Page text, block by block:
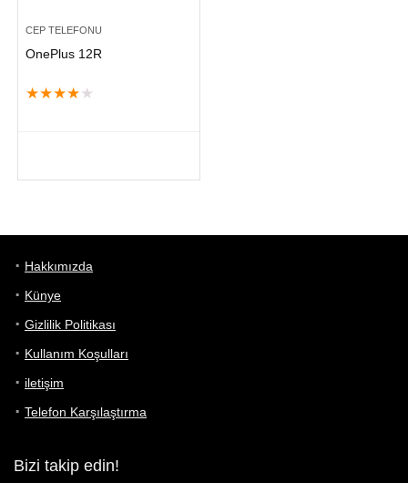
CEP TELEFONU
OnePlus 12R
★★★★ ★
Hakkımızda
Künye
Gizlilik Politikası
Kullanım Koşulları
iletişim
Telefon Karşılaştırma
Bizi takip edin!